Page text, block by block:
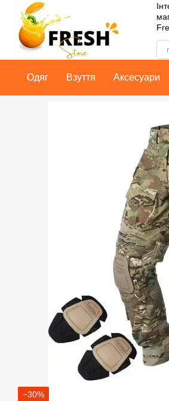
Перейти до основного контенту
Одяг Взуття Аксесуари
−30%